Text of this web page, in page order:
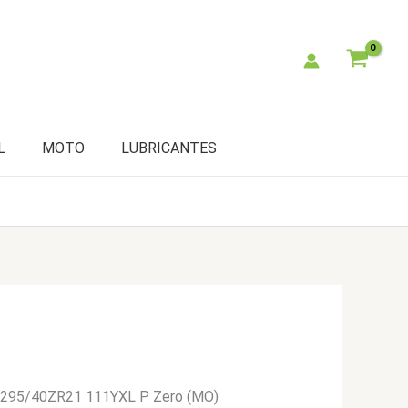
MOTO LUBRICANTES
40ZR21 111YXL P Zero (MO)